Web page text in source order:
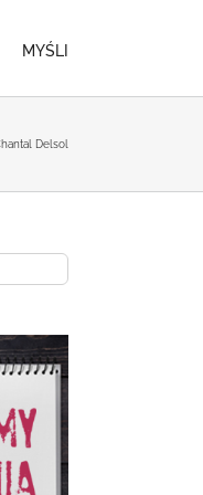
MYŚLI
Delsol